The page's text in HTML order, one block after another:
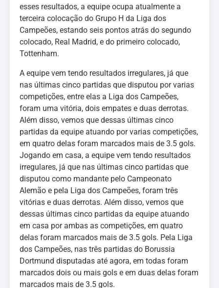
esses resultados, a equipe ocupa atualmente a
terceira colocação do Grupo H da Liga dos
Campeões, estando seis pontos atrás do segundo
colocado, Real Madrid, e do primeiro colocado,
Tottenham.
A equipe vem tendo resultados irregulares, já que
nas últimas cinco partidas que disputou por varias
competições, entre elas a Liga dos Campeões,
foram uma vitória, dois empates e duas derrotas.
Além disso, vemos que dessas últimas cinco
partidas da equipe atuando por varias competições,
em quatro delas foram marcados mais de 3.5 gols.
Jogando em casa, a equipe vem tendo resultados
irregulares, já que nas últimas cinco partidas que
disputou como mandante pelo Campeonato
Alemão e pela Liga dos Campeões, foram três
vitórias e duas derrotas. Além disso, vemos que
dessas últimas cinco partidas da equipe atuando
em casa por ambas as competições, em quatro
delas foram marcados mais de 3.5 gols. Pela Liga
dos Campeões, nas três partidas do Borussia
Dortmund disputadas até agora, em todas foram
marcados dois ou mais gols e em duas delas foram
marcados mais de 3.5 gols.